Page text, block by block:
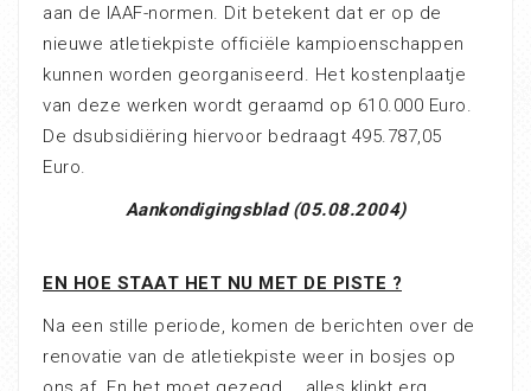
aan de IAAF-normen. Dit betekent dat er op de
nieuwe atletiekpiste officiële kampioenschappen
kunnen worden georganiseerd. Het kostenplaatje
van deze werken wordt geraamd op 610.000 Euro.
De dsubsidiëring hiervoor bedraagt 495.787,05
Euro.
Aankondigingsblad (05.08.2004)
EN HOE STAAT HET NU MET DE PISTE ?
Na een stille periode, komen de berichten over de
renovatie van de atletiekpiste weer in bosjes op